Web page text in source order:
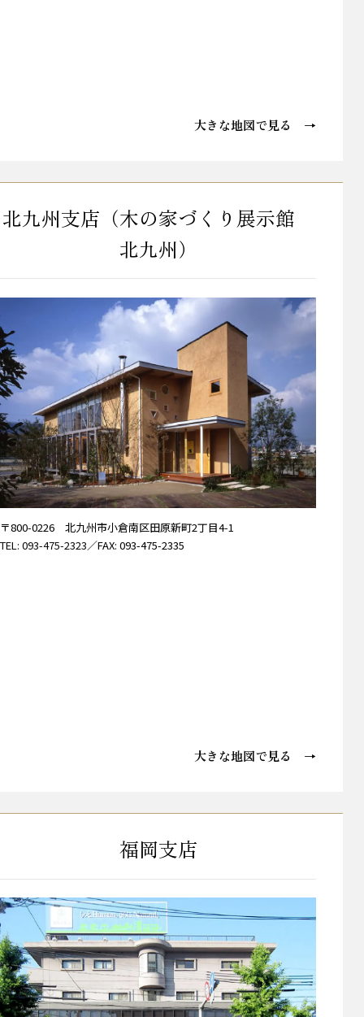
大きな地図で見る →
北九州支店（木の家づくり展示館
北九州）
〒800-0226 北九州市小倉南区田原新町2丁目4-1
TEL: 093-475-2323／FAX: 093-475-2335
大きな地図で見る →
福岡支店